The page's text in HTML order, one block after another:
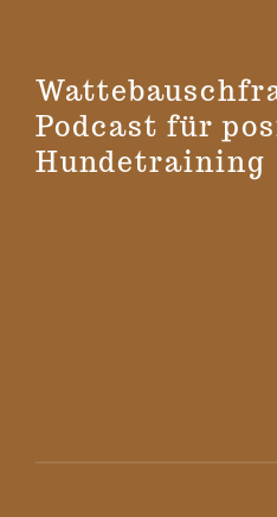
Podcast für
Hundetraining